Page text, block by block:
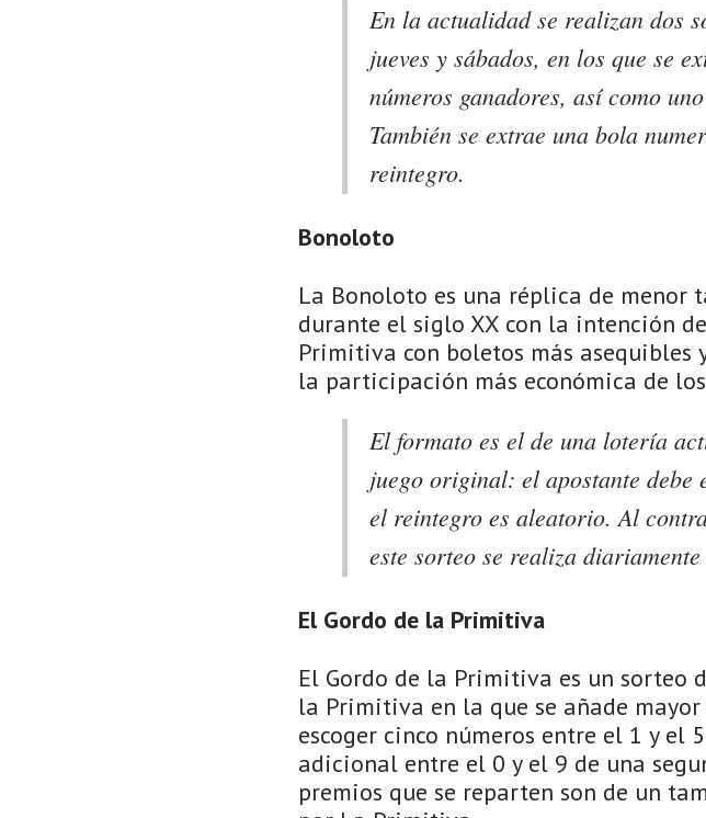
En la actualidad se realizan dos
jueves y sábados, en los que se
números ganadores, así como
También se extrae una bola
reintegro.
Bonoloto
La Bonoloto es una réplica de menor
durante el siglo XX con la intención
Primitiva con boletos más asequibles
la participación más económica de
El formato es el de una lotería
juego original: el apostante debe
el reintegro es aleatorio. Al
este sorteo se realiza
El Gordo de la Primitiva
El Gordo de la Primitiva es un
la Primitiva en la que se añade
escoger cinco números entre el 1 y el
adicional entre el 0 y el 9 de una
premios que se reparten son de un